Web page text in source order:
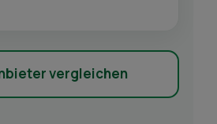
vergleichen